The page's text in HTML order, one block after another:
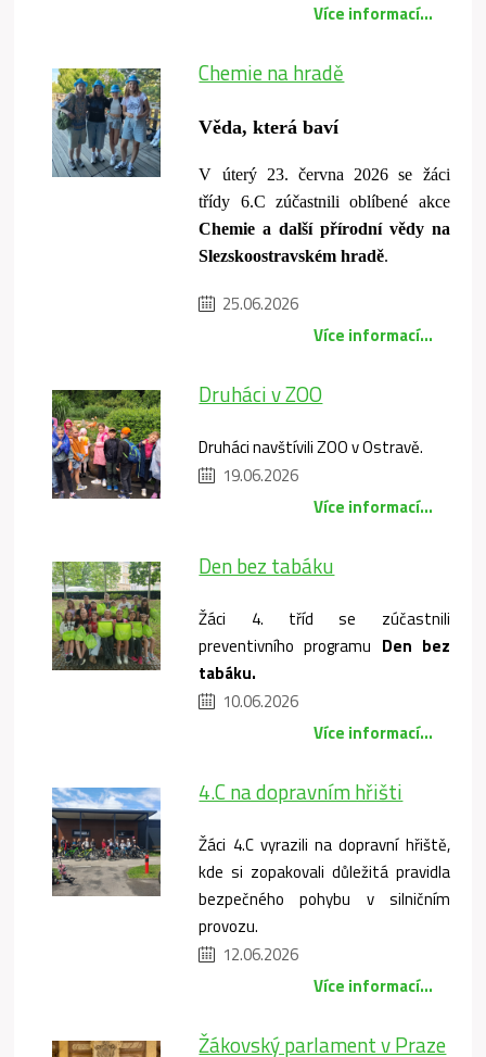
Více informací...
Chemie na hradě
Věda, která baví
V úterý 23. června 2026 se žáci
třídy 6.C zúčastnili oblíbené akce
Chemie a další přírodní vědy na
Slezskoostravském hradě.
25.06.2026
Více informací...
Druháci v ZOO
Druháci navštívili ZOO v Ostravě.
19.06.2026
Více informací...
Den bez tabáku
Žáci 4. tříd se zúčastnili
preventivního programu Den bez
tabáku.
10.06.2026
Více informací...
4.C na dopravním hřišti
Žáci 4.C vyrazili na dopravní hřiště,
kde si zopakovali důležitá pravidla
bezpečného pohybu v silničním
provozu.
12.06.2026
Více informací...
Žákovský parlament v Praze